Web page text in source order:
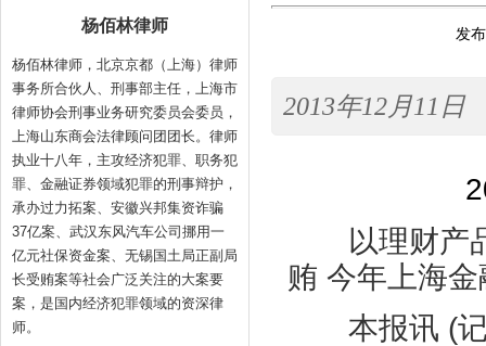
杨佰林律师
杨佰林律师，北京京都（上海）律师
事务所合伙人、刑事部主任，上海市
律师协会刑事业务研究委员会委员，
上海山东商会法律顾问团团长。律师
执业十八年，主攻经济犯罪、职务犯
罪、金融证券领域犯罪的刑事辩护，
承办过力拓案、安徽兴邦集资诈骗
37亿案、武汉东风汽车公司挪用一
亿元社保资金案、无锡国土局正副局
长受贿案等社会广泛关注的大案要
案，是国内经济犯罪领域的资深律
师。
发
2013年12月11日
以理财产品
贿 今年上海
本报讯 (记